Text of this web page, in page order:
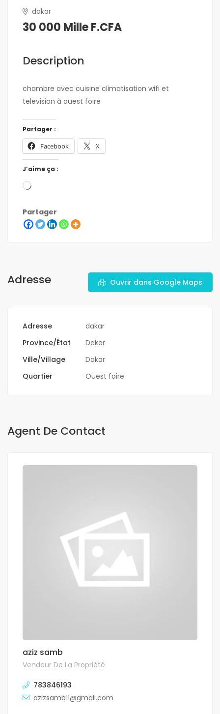
dakar
30 000 Mille F.CFA
Description
chambre avec cuisine climatisation wifi et
television à ouest foire
Partager :
Facebook X
J’aime ça :
Partager
Adresse Ouvrir dans Google Maps
Adresse
dakar
Province/État
Dakar
Ville/Village
Dakar
Quartier
Ouest foire
Agent De Contact
aziz samb
Vendeur De La Propriété
783846193
azizsamb11@gmail.com